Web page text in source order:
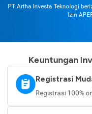
PT Artha Investa Teknologi
Izin
Keuntungan
Registrasi
Registrasi 100%